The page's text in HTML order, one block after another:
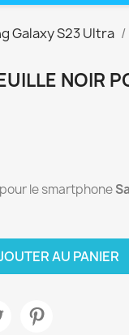
Galaxy S23 Ultra
NOIR
le smartphone
AU PANIER